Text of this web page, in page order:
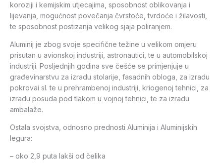
koroziji i kemijskim utjecajima, sposobnost oblikovanja i
lijevanja, mogućnost povečanja čvrstoće, tvrdoće i žilavosti,
te sposobnost postizanja velikog sjaja poliranjem.
Aluminij je zbog svoje specifične težine u velikom omjeru
prisutan u avionskoj industriji, astronautici, te u automobilskoj
industriji. Posljednjih godina sve češće se primjenjuje u
građevinarstvu za izradu stolarije, fasadnih obloga, za izradu
pokrovai sl. te u prehrambenoj industriji, kriogenoj tehnici, za
izradu posuda pod tlakom u vojnoj tehnici, te za izradu
ambalaže.
Ostala svojstva, odnosno prednosti Aluminija i Aluminijskih
legura:
– oko 2,9 puta lakši od čelika